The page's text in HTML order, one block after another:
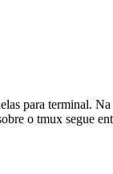
para terminal.
o tmux segue